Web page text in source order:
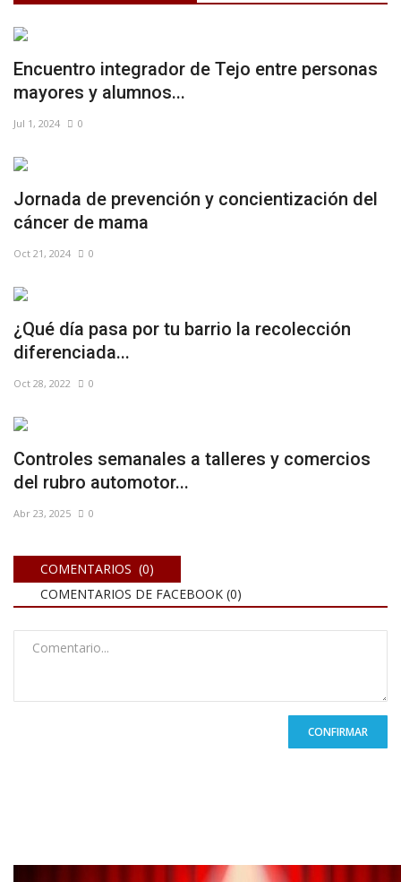
Encuentro integrador de Tejo entre personas
mayores y alumnos...
Jul 1, 2024 0
Jornada de prevención y concientización del
cáncer de mama
Oct 21, 2024 0
¿Qué día pasa por tu barrio la recolección
diferenciada...
Oct 28, 2022 0
Controles semanales a talleres y comercios
del rubro automotor...
Abr 23, 2025 0
COMENTARIOS (0)
COMENTARIOS DE FACEBOOK (0)
CONFIRMAR